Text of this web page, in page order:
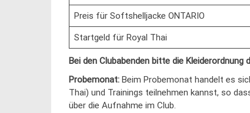
Preis für Softshelljacke ONTARIO
Startgeld für Royal Thai
Bei den Clubabenden bitte die Kleiderordnung
Probemonat: Beim Probemonat handelt es
Thai) und Trainings teilnehmen kannst, so
über die Aufnahme im Club.